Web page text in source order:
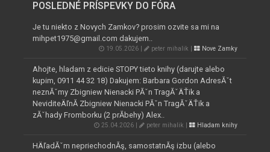
POSLEDNÉ PRÍSPEVKY DO FÓRA
Je tu niekto z Novych Zamkov? prosim ozvite sa mi na
mihpet1975@gmail.com dakujem..
19.05.2026 | peter mihalik | Nove Zamky
Ahojte, hladam z edicie STOPY tieto knihy (darujte alebo
kupim, 0911 44 32 18) Dakujem: Barbara Gordon AdresĂˇt
neznĂˇmy Zbigniew Nienacki PĂˇn TragĂˇÄŤik a
NeviditeÄľnĂ­ Zbigniew Nienacki PĂˇn TragĂˇÄŤik a
zĂˇhady Fromborku (2 prĂ­behy) Alex..
25.04.2026 | peter mihalik | Hladam knihy
HÄľadĂˇm nepriechodnĂş, samostatnĂş izbu (alebo